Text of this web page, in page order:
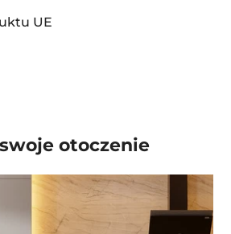
UE
otoczenie